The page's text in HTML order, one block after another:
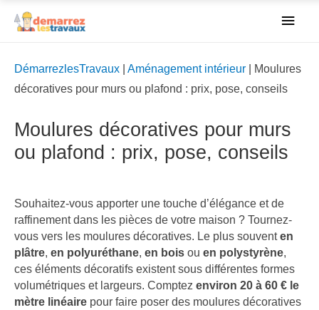
DémarrezlesTravaux Aménagement intérieur
Moulures
décoratives pour murs ou plafond : prix, pose, conseils
Moulures décoratives pour murs
ou plafond : prix, pose, conseils
Souhaitez-vous apporter une touche d’élégance et de
raffinement dans les pièces de votre maison ? Tournez-
vous vers les moulures décoratives. Le plus souventen
plâtre, en polyuréthane, en bois ou en polystyrène,
ces éléments décoratifs existent sous différentes formes
volumétriques et largeurs. Comptez environ 20 à 60 € le
mètre linéaire pour faire poser des moulures décoratives